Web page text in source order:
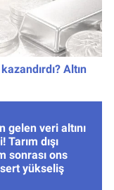
Altın
gelen veri altını
Tarım dışı
sonrası ons
yükseliş